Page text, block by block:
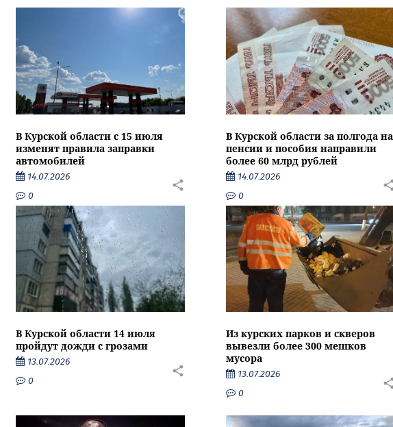
В Курской области с 15 июля
изменят правила заправки
автомобилей
14.07.2026
0
В Курской области за полгода на
пенсии и пособия направили
более 60 млрд рублей
14.07.2026
0
В Курской области 14 июля
пройдут дожди с грозами
13.07.2026
0
Из курских парков и скверов
вывезли более 300 мешков
мусора
13.07.2026
0